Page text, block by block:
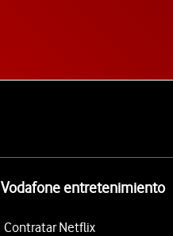
Vodafone entretenimiento
Contratar Netflix